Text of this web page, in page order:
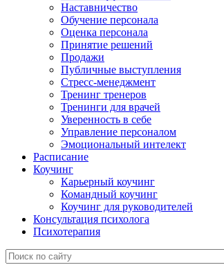
Наставничество
Обучение персонала
Оценка персонала
Принятие решений
Продажи
Публичные выступления
Стресс-менеджмент
Тренинг тренеров
Тренинги для врачей
Уверенность в себе
Управление персоналом
Эмоциональный интелект
Расписание
Коучинг
Карьерный коучинг
Командный коучинг
Коучинг для руководителей
Консультация психолога
Психотерапия